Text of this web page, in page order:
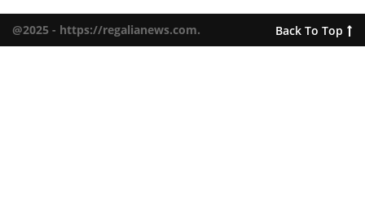
@2025 - https://regalianews.com. Back To Top